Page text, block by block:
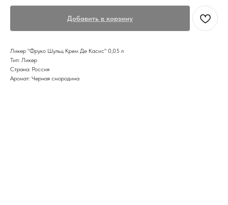
Добавить в корзину
Ликер "Фруко Шульц Крем Де Касис" 0,05 л
Тип: Ликер
Страна: Россия
Аромат: Черная смородина